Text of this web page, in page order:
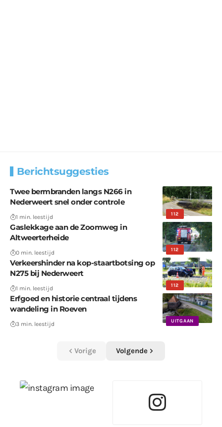
Berichtsuggesties
112
Twee bermbranden langs N266 in
Nederweert snel onder controle
1 min. leestijd
112
Gaslekkage aan de Zoomweg in
Altweerterheide
0 min. leestijd
112
Verkeershinder na kop-staartbotsing op
N275 bij Nederweert
1 min. leestijd
UITGAAN
Erfgoed en historie centraal tijdens
wandeling in Roeven
3 min. leestijd
Vorige Volgende